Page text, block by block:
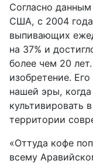
Согласно
США, с 2004
выпивающих
на 37% и
более чем 20
изобретение.
нашей эры,
культивировать
территории
«Оттуда кофе
всему